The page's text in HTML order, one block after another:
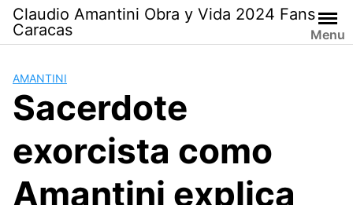
Saltar
contenido
Claudio Amantini Obra y Vida 2024 Fans
Caracas
Menu
AMANTINI
Sacerdote
exorcista como
Amantini explica